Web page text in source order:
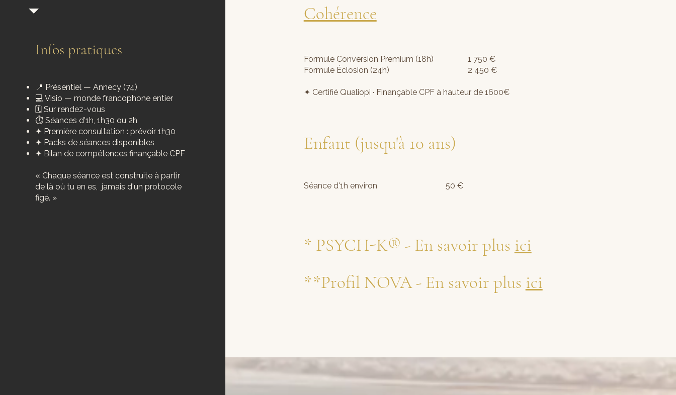
Infos pratiques
📍 Présentiel — Annecy (74)
💻 Visio — monde francophone entier
🗓️ Sur rendez-vous
⏱ Séances d'1h, 1h30 ou 2h
✦ Première consultation : prévoir 1h30
✦ Packs de séances disponibles
✦ Bilan de compétences finançable CPF
« Chaque séance est construite à partir
de là où tu en es, jamais d'un protocole
figé. »
Cohérence
Formule Conversion Premium (18h) 1 750 €
Formule Éclosion (24h) 2 450 €
✦ Certifié Qualiopi · Finançable CPF à hauteur de 1600€
Enfant (jusqu'à 10 ans)
Séance d'1h environ 50 €
* PSYCH-K® - En savoir plus ici
**Profil NOVA - En savoir plus ici